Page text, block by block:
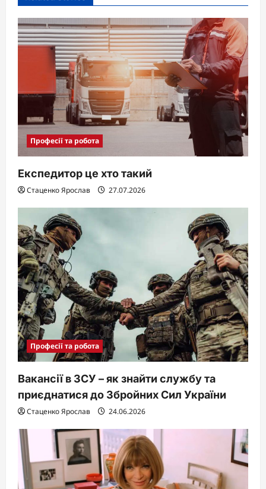
Професії та робота
Експедитор це хто такий
Стаценко Ярослав 27.07.2026
Професії та робота
Вакансії в ЗСУ – як знайти службу та
приєднатися до Збройних Сил України
Стаценко Ярослав 24.06.2026